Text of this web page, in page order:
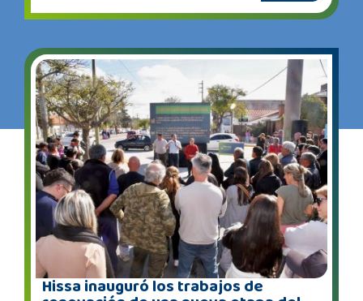
Hissa inauguró los trabajos de